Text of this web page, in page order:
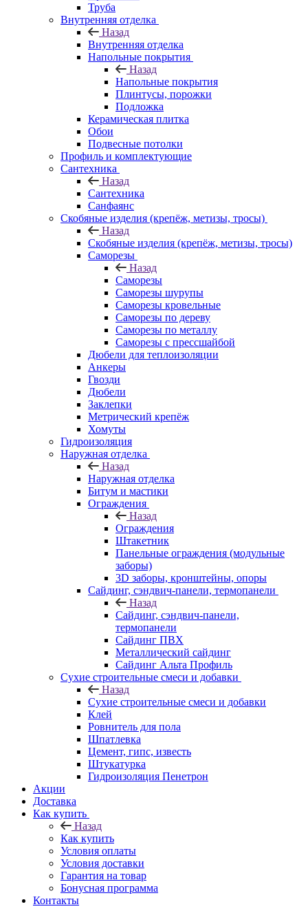
Труба
Внутренняя отделка
Назад
Внутренняя отделка
Напольные покрытия
Назад
Напольные покрытия
Плинтусы, порожки
Подложка
Керамическая плитка
Обои
Подвесные потолки
Профиль и комплектующие
Сантехника
Назад
Сантехника
Санфаянс
Скобяные изделия (крепёж, метизы, тросы)
Назад
Скобяные изделия (крепёж, метизы, тросы)
Саморезы
Назад
Саморезы
Саморезы шурупы
Саморезы кровельные
Саморезы по дереву
Саморезы по металлу
Саморезы с прессшайбой
Дюбели для теплоизоляции
Анкеры
Гвозди
Дюбели
Заклепки
Метрический крепёж
Хомуты
Гидроизоляция
Наружная отделка
Назад
Наружная отделка
Битум и мастики
Ограждения
Назад
Ограждения
Штакетник
Панельные ограждения (модульные
заборы)
3D заборы, кронштейны, опоры
Cайдинг, сэндвич-панели, термопанели
Назад
Cайдинг, сэндвич-панели,
термопанели
Сайдинг ПВХ
Металлический сайдинг
Сайдинг Альта Профиль
Сухие строительные смеси и добавки
Назад
Сухие строительные смеси и добавки
Клей
Ровнитель для пола
Шпатлевка
Цемент, гипс, известь
Штукатурка
Гидроизоляция Пенетрон
Акции
Доставка
Как купить
Назад
Как купить
Условия оплаты
Условия доставки
Гарантия на товар
Бонусная программа
Контакты